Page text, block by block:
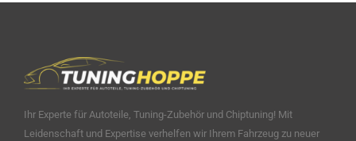
Ihr Experte für Autoteile, Tuning-Zubehör und Chiptuning! Mit
Leidenschaft und Expertise verhelfen wir Ihrem Fahrzeug zu neuer